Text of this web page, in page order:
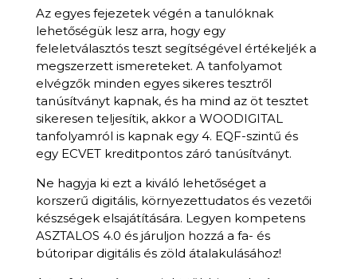
Az egyes fejezetek végén a tanulóknak
lehetőségük lesz arra, hogy egy
feleletválasztós teszt segítségével értékeljék a
megszerzett ismereteket. A tanfolyamot
elvégzők minden egyes sikeres tesztről
tanúsítványt kapnak, és ha mind az öt tesztet
sikeresen teljesítik, akkor a WOODIGITAL
tanfolyamról is kapnak egy 4. EQF-szintű és
egy ECVET kreditpontos záró tanúsítványt.
Ne hagyja ki ezt a kiváló lehetőséget a
korszerű digitális, környezettudatos és vezetői
készségek elsajátítására. Legyen kompetens
ASZTALOS 4.0 és járuljon hozzá a fa- és
bútoripar digitális és zöld átalakulásához!